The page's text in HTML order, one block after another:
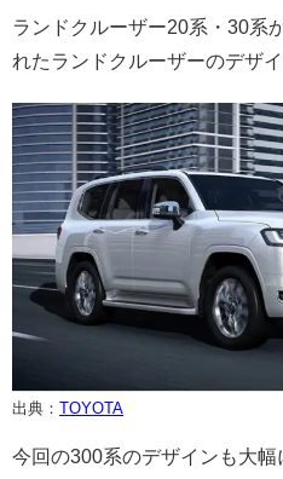
ランドクルーザー20系・30系
れたランドクルーザーのデザ
出典： TOYOTA
今回の300系のデザインも大